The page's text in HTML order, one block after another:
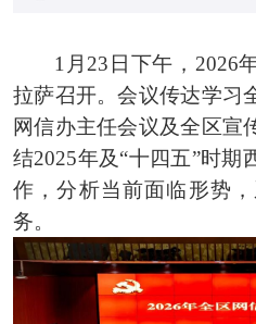
1月23日下午，2026
拉萨召开。会议传达学习
网信办主任会议及全区宣
结2025年及“十四五”时期
作，分析当前面临形势
务。